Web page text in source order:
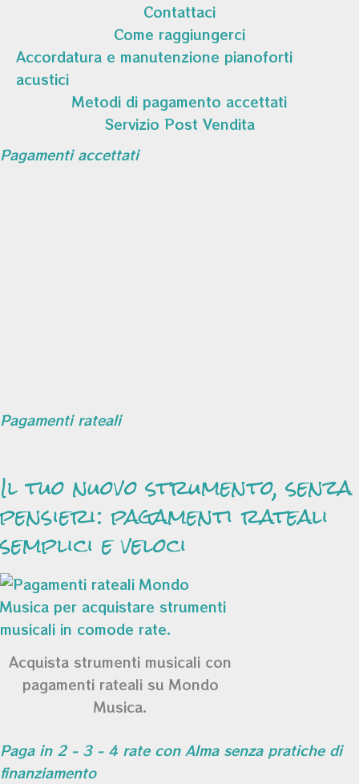
Contattaci
Come raggiungerci
Accordatura e manutenzione pianoforti
acustici
Metodi di pagamento accettati
Servizio Post Vendita
Pagamenti accettati
Pagamenti rateali
Il tuo nuovo strumento, senza
pensieri: pagamenti rateali
semplici e veloci
Acquista strumenti musicali con
pagamenti rateali su Mondo
Musica.
Paga in 2 - 3 - 4 rate con Alma senza pratiche di
finanziamento